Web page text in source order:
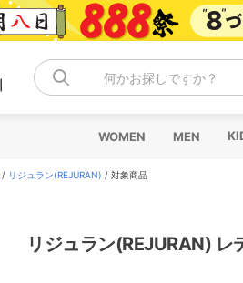
何かお探しですか？
WOMEN MEN
/ リジュラン(REJURAN) / 対象商品
リジュラン(REJURAN) レ